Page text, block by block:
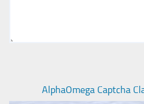
AlphaOmega Captcha